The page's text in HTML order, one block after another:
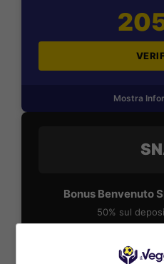
Mostra
Bonus Benvenuto
50% sul